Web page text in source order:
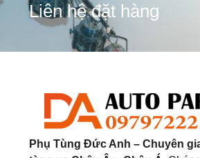
Liên hệ đặt hàng
Phụ Tùng Đức Anh – Chuyên